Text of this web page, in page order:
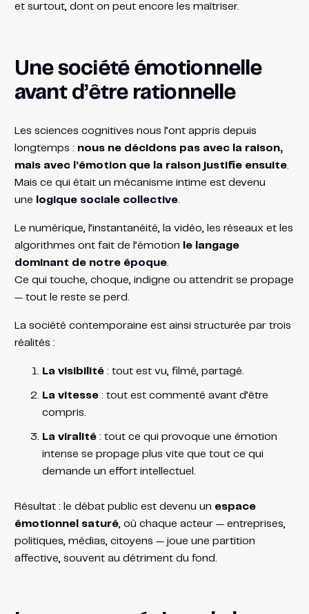
et surtout, dont on peut encore les maîtriser.
Une société émotionnelle
avant d’être rationnelle
Les sciences cognitives nous l’ont appris depuis
longtemps : nous ne décidons pas avec la raison,
mais avec l’émotion que la raison justifie ensuite.
Mais ce qui était un mécanisme intime est devenu
une
logique sociale collective.
Le numérique, l’instantanéité, la vidéo, les réseaux et les
algorithmes ont fait de l’émotion
le langage
dominant de notre époque.
Ce qui touche, choque, indigne ou attendrit se propage
— tout le reste se perd.
La société contemporaine est ainsi structurée par trois
réalités :
La visibilité: tout est vu, filmé, partagé.
La vitesse: tout est commenté avant d’être
compris.
La viralité: tout ce qui provoque une émotion
intense se propage plus vite que tout ce qui
demande un effort intellectuel.
Résultat : le débat public est devenu un espace
émotionnel saturé, où chaque acteur — entreprises,
politiques, médias, citoyens — joue une partition
affective, souvent au détriment du fond.